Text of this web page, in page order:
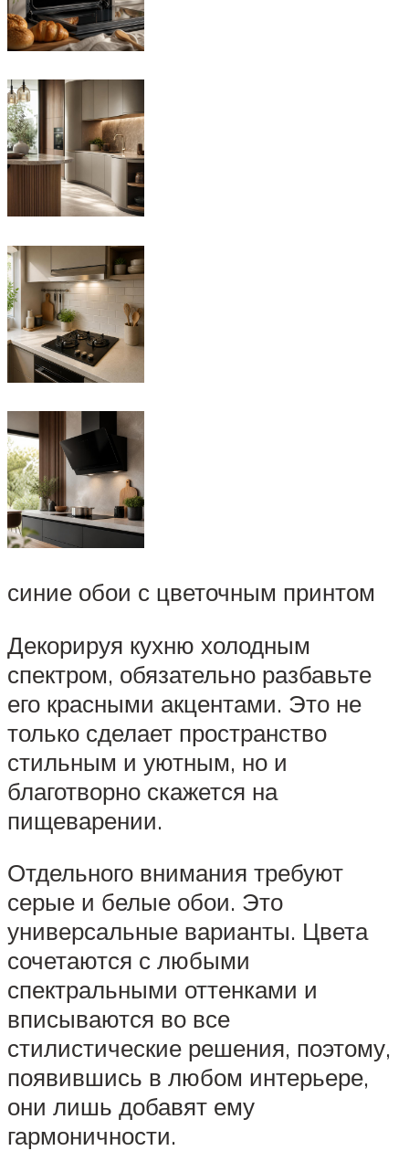
синие обои с цветочным принтом
Декорируя кухню холодным
спектром, обязательно разбавьте
его красными акцентами. Это не
только сделает пространство
стильным и уютным, но и
благотворно скажется на
пищеварении.
Отдельного внимания требуют
серые и белые обои. Это
универсальные варианты. Цвета
сочетаются с любыми
спектральными оттенками и
вписываются во все
стилистические решения, поэтому,
появившись в любом интерьере,
они лишь добавят ему
гармоничности.